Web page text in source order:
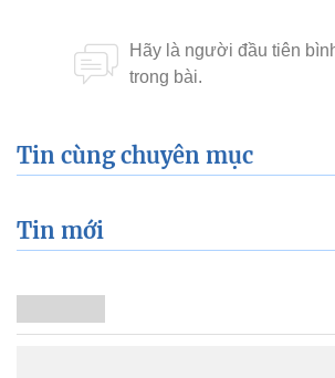
Tin cùng chuyên mục
Tin mới